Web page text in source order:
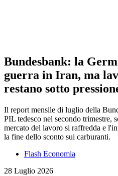
Bundesbank: la
guerra in Iran, ma
restano sotto
Il report mensile di luglio della
PIL tedesco nel secondo trimestre,
mercato del lavoro si raffredda e
la fine dello sconto sui carburanti.
Flash Economia
28 Luglio 2026